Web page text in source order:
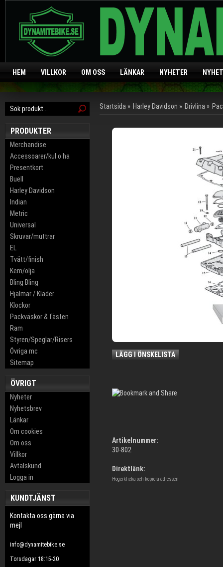
HEM VILLKOR OM OSS LÄNKAR NYHETER
PRODUKTER
Merchandise
Accessoarer/kul o ha
Presentkort
Buell
Harley Davidson
Indian
Metric
Universal
Skruvar/muttrar
EL
Tvätt/finish
Kem/olja
Bling Bling
Hjälmar / Kläder
Klockor
Packväskor & fästen
Ram
Styren/Speglar/Risers
Övriga mc
Sitemap
ÖVRIGT
Nyheter
Nyhetsbrev
Länkar
Om cookies
Om oss
Villkor
Avtalskund
Logga in
KUNDTJÄNST
Kontakta oss gärna via
mejl
info@dynamitebike.se
Torsdagar 18:15-20
Startsida » Harley Davidson » Drivlina »
LÄGG I ÖNSKELISTA
Artikelnummer:
30-802
Direktlänk:
Högerklicka och kopiera adressen